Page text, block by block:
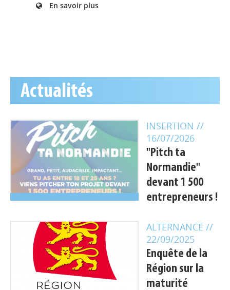
En savoir plus
Actualités
INSERTION //
16/07/2026
"Pitch ta
Normandie"
devant 1 500
entrepreneurs !
ALTERNANCE //
22/09/2025
Enquête de la
Région sur la
maturité